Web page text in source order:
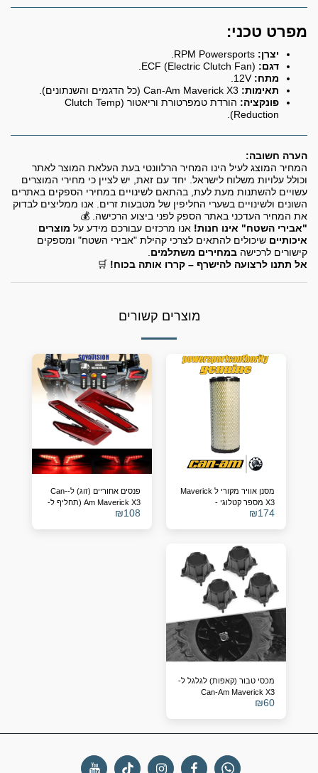
מפרט טכני:
יצרן:RPM Powersports.
דגם:ECF (Electric Clutch Fan).
מתח:12V.
תאימות:Can-Am Maverick X3 (כל הדגמים והשנתונים).
פונקציה:
הורדת טמפרטורת וריאטור (Clutch Temp
Reduction).
הערה חשובה:
המחיר המוצג לעיל הינו המחיר הרלוונטי בעת העלאת המוצר לאתר
וכולל עלויות משלוח לישראל. יחד עם זאת, יש לציין כי מחירי המוצרים
עשויים להשתנות מעת לעת, בהתאם לשינויים במחירי הספקים באתרים
השונים ולשינויים בשערי החליפין של מטבעות זרים. אנו ממליצים לבדוק
את המחיר העדכני באתר הספק לפני ביצוע הרכישה. 💰
"אבירי השטח" אינו חנות!אנו מרכזים עבורכם מידע עלמוצרים
איכותייםשיכולים להתאים לצרכי קהילת "אבירי השטח" ומספקים
קישורים לרכישהבמחירים משתלמים.
אל תתנו לרצועה להישרף – קררו אותה בכוח!🛒
מוצרים קשורים
מסנן אוויר מקורי ל Maverick
X3 מספר קטלוגי -
715900422
₪174
פנסים אחוריים (זוג) ל-Can-
Am Maverick X3 (תחליף ל-
OEM 710004743/4)
₪108
מכסי טבור (קאפות) לגלגל ל-
Can-Am Maverick X3
(תחליף ל-705401841)
₪60